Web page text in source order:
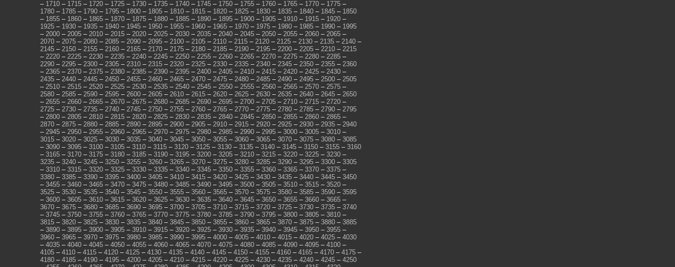
– 1710 – 1715 – 1720 – 1725 – 1730 – 1735 – 1740 – 1745 – 1750 – 1755 – 1760 – 1765 – 1770 – 1775 –
1780 – 1785 – 1790 – 1795 – 1800 – 1805 – 1810 – 1815 – 1820 – 1825 – 1830 – 1835 – 1840 – 1845 – 1850
– 1855 – 1860 – 1865 – 1870 – 1875 – 1880 – 1885 – 1890 – 1895 – 1900 – 1905 – 1910 – 1915 – 1920 –
1925 – 1930 – 1935 – 1940 – 1945 – 1950 – 1955 – 1960 – 1965 – 1970 – 1975 – 1980 – 1985 – 1990 – 1995
– 2000 – 2005 – 2010 – 2015 – 2020 – 2025 – 2030 – 2035 – 2040 – 2045 – 2050 – 2055 – 2060 – 2065 –
2070 – 2075 – 2080 – 2085 – 2090 – 2095 – 2100 – 2105 – 2110 – 2115 – 2120 – 2125 – 2130 – 2135 – 2140 –
2145 – 2150 – 2155 – 2160 – 2165 – 2170 – 2175 – 2180 – 2185 – 2190 – 2195 – 2200 – 2205 – 2210 – 2215
– 2220 – 2225 – 2230 – 2235 – 2240 – 2245 – 2250 – 2255 – 2260 – 2265 – 2270 – 2275 – 2280 – 2285 –
2290 – 2295 – 2300 – 2305 – 2310 – 2315 – 2320 – 2325 – 2330 – 2335 – 2340 – 2345 – 2350 – 2355 – 2360
– 2365 – 2370 – 2375 – 2380 – 2385 – 2390 – 2395 – 2400 – 2405 – 2410 – 2415 – 2420 – 2425 – 2430 –
2435 – 2440 – 2445 – 2450 – 2455 – 2460 – 2465 – 2470 – 2475 – 2480 – 2485 – 2490 – 2495 – 2500 – 2505
– 2510 – 2515 – 2520 – 2525 – 2530 – 2535 – 2540 – 2545 – 2550 – 2555 – 2560 – 2565 – 2570 – 2575 –
2580 – 2585 – 2590 – 2595 – 2600 – 2605 – 2610 – 2615 – 2620 – 2625 – 2630 – 2635 – 2640 – 2645 – 2650
– 2655 – 2660 – 2665 – 2670 – 2675 – 2680 – 2685 – 2690 – 2695 – 2700 – 2705 – 2710 – 2715 – 2720 –
2725 – 2730 – 2735 – 2740 – 2745 – 2750 – 2755 – 2760 – 2765 – 2770 – 2775 – 2780 – 2785 – 2790 – 2795
– 2800 – 2805 – 2810 – 2815 – 2820 – 2825 – 2830 – 2835 – 2840 – 2845 – 2850 – 2855 – 2860 – 2865 –
2870 – 2875 – 2880 – 2885 – 2890 – 2895 – 2900 – 2905 – 2910 – 2915 – 2920 – 2925 – 2930 – 2935 – 2940
– 2945 – 2950 – 2955 – 2960 – 2965 – 2970 – 2975 – 2980 – 2985 – 2990 – 2995 – 3000 – 3005 – 3010 –
3015 – 3020 – 3025 – 3030 – 3035 – 3040 – 3045 – 3050 – 3055 – 3060 – 3065 – 3070 – 3075 – 3080 – 3085
– 3090 – 3095 – 3100 – 3105 – 3110 – 3115 – 3120 – 3125 – 3130 – 3135 – 3140 – 3145 – 3150 – 3155 – 3160
– 3165 – 3170 – 3175 – 3180 – 3185 – 3190 – 3195 – 3200 – 3205 – 3210 – 3215 – 3220 – 3225 – 3230 –
3235 – 3240 – 3245 – 3250 – 3255 – 3260 – 3265 – 3270 – 3275 – 3280 – 3285 – 3290 – 3295 – 3300 – 3305
– 3310 – 3315 – 3320 – 3325 – 3330 – 3335 – 3340 – 3345 – 3350 – 3355 – 3360 – 3365 – 3370 – 3375 –
3380 – 3385 – 3390 – 3395 – 3400 – 3405 – 3410 – 3415 – 3420 – 3425 – 3430 – 3435 – 3440 – 3445 – 3450
– 3455 – 3460 – 3465 – 3470 – 3475 – 3480 – 3485 – 3490 – 3495 – 3500 – 3505 – 3510 – 3515 – 3520 –
3525 – 3530 – 3535 – 3540 – 3545 – 3550 – 3555 – 3560 – 3565 – 3570 – 3575 – 3580 – 3585 – 3590 – 3595
– 3600 – 3605 – 3610 – 3615 – 3620 – 3625 – 3630 – 3635 – 3640 – 3645 – 3650 – 3655 – 3660 – 3665 –
3670 – 3675 – 3680 – 3685 – 3690 – 3695 – 3700 – 3705 – 3710 – 3715 – 3720 – 3725 – 3730 – 3735 – 3740
– 3745 – 3750 – 3755 – 3760 – 3765 – 3770 – 3775 – 3780 – 3785 – 3790 – 3795 – 3800 – 3805 – 3810 –
3815 – 3820 – 3825 – 3830 – 3835 – 3840 – 3845 – 3850 – 3855 – 3860 – 3865 – 3870 – 3875 – 3880 – 3885
– 3890 – 3895 – 3900 – 3905 – 3910 – 3915 – 3920 – 3925 – 3930 – 3935 – 3940 – 3945 – 3950 – 3955 –
3960 – 3965 – 3970 – 3975 – 3980 – 3985 – 3990 – 3995 – 4000 – 4005 – 4010 – 4015 – 4020 – 4025 – 4030
– 4035 – 4040 – 4045 – 4050 – 4055 – 4060 – 4065 – 4070 – 4075 – 4080 – 4085 – 4090 – 4095 – 4100 –
4105 – 4110 – 4115 – 4120 – 4125 – 4130 – 4135 – 4140 – 4145 – 4150 – 4155 – 4160 – 4165 – 4170 – 4175 –
4180 – 4185 – 4190 – 4195 – 4200 – 4205 – 4210 – 4215 – 4220 – 4225 – 4230 – 4235 – 4240 – 4245 – 4250